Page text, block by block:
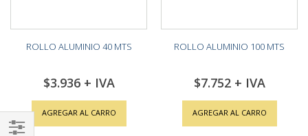
ROLLO ALUMINIO 40 MTS
$3.936
AGREGAR AL CARRO
ROLLO ALUMINIO 100 MTS
$7.752
AGREGAR AL CARRO